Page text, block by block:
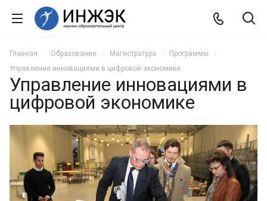
Главная Образование Магистратура
Программы
Управление инновациями в цифровой экономике
Управление инновациями в
цифровой экономике